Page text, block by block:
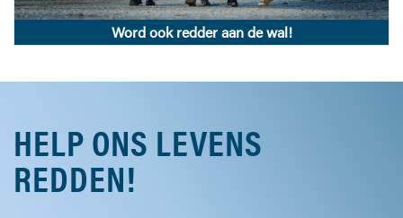
Word ook redder aan de wal!
HELP ONS LEVENS
REDDEN!